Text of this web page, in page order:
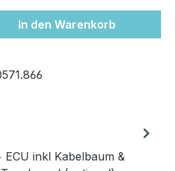
Gib den
In den Warenkorb
inkl Kabelbaum &